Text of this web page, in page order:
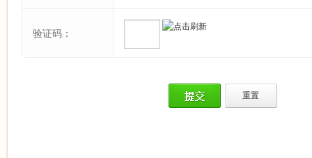
验证码：